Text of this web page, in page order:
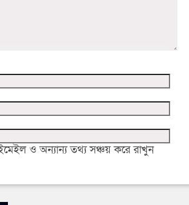
ও অন্যান্য তথ্য সঞ্চয় করে রাখুন